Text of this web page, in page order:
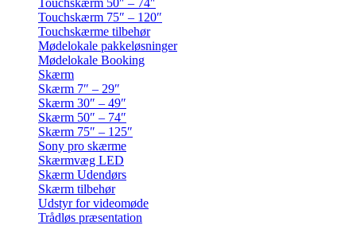
Touchskærm 50″ – 74″
Touchskærm 75″ – 120″
Touchskærme tilbehør
Mødelokale pakkeløsninger
Mødelokale Booking
Skærm
Skærm 7″ – 29″
Skærm 30″ – 49″
Skærm 50″ – 74″
Skærm 75″ – 125″
Sony pro skærme
Skærmvæg LED
Skærm Udendørs
Skærm tilbehør
Udstyr for videomøde
Trådløs præsentation